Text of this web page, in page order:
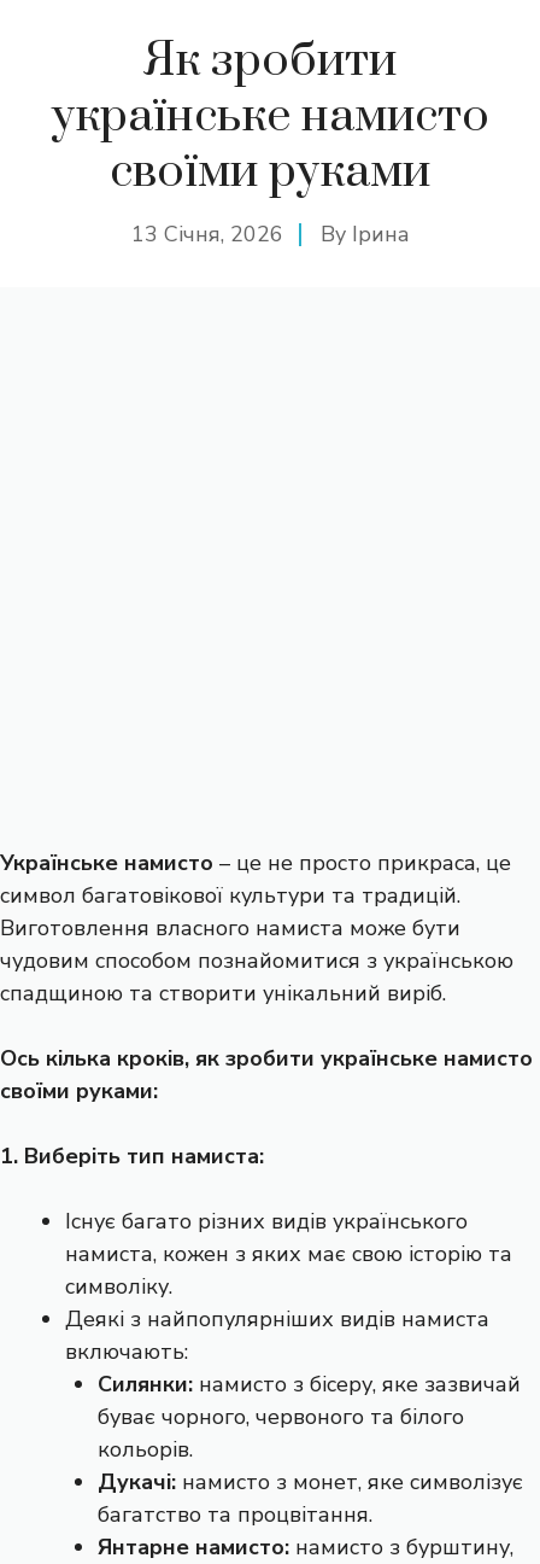
Як зробити
українське намисто
своїми руками
13 Січня, 2026 By Ірина
Українське намисто – це не просто прикраса, це
символ багатовікової культури та традицій.
Виготовлення власного намиста може бути
чудовим способом познайомитися з українською
спадщиною та створити унікальний виріб.
Ось кілька кроків, як зробити українське намисто
своїми руками:
1. Виберіть тип намиста:
Існує багато різних видів українського
намиста, кожен з яких має свою історію та
символіку.
Деякі з найпопулярніших видів намиста
включають:
Силянки: намисто з бісеру, яке зазвичай
буває чорного, червоного та білого
кольорів.
Дукачі: намисто з монет, яке символізує
багатство та процвітання.
Янтарне намисто: намисто з бурштину,